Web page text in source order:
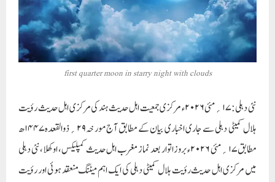
first quarter moon in starry night with clouds
نئی دہلی:۱۷؍مئی ۲۰۲۶ء مرکزی جمعیت اہل حدیث ہند کی مرکزی اہل حدیث رؤیت
ہلال کمیٹی دہلی سے جاری اخباری بیان کے مطابق آج مورخہ۲۹؍ذوالقعدہ۱۴۴۷ھ
مطابق۱۷؍مئی ۲۰۲۶ء بروزاتوار بعد نماز مغرب اہل حدیث کمپلیکس، اوکھلا، نئی دہلی
میں مرکزی اہل حدیث رؤیت ہلال کمیٹی دہلی کی ایک اہم میٹنگ منعقد ہوئی اور رؤیت